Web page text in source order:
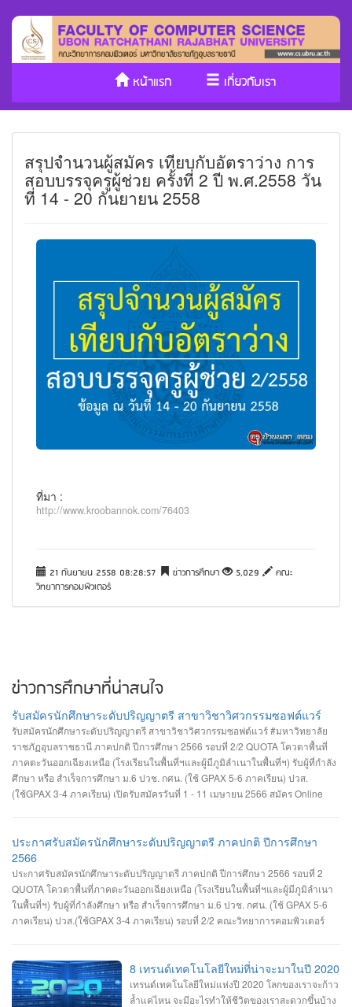
หน้าแรก
เกี่ยวกับเรา
ประกันคุณภาพ
วารสาร Cs
SDGs
สรุปจำนวนผู้สมัคร เทียบกับอัตราว่าง การ
สอบบรรจุครูผู้ช่วย ครั้งที่ 2 ปี พ.ศ.2558 วัน
ที่ 14 - 20 กันยายน 2558
ที่มา :
http://www.kroobannok.com/76403
21 กันยายน 2558 08:28:57 ข่าวการศึกษา 5,029
คณะ
วิทยาการคอมพิวเตอร์
ข่าวการศึกษาที่น่าสนใจ
รับสมัครนักศึกษาระดับปริญญาตรี สาขาวิชาวิศวกรรมซอฟต์แวร์
รับสมัครนักศึกษาระดับปริญญาตรี สาขาวิชาวิศวกรรมซอฟต์แวร์ #มหาวิทยาลัย
ราชภัฏอุบลราชธานี ภาคปกติ ปีการศึกษา 2566 รอบที่ 2/2 QUOTA โควตาพื้นที่
ภาคตะวันออกเฉียงเหนือ (โรงเรียนในพื้นที่ฯและผู้มีภูมิลำเนาในพื้นที่ฯ) รับผู้ที่กำลัง
ศึกษา หรือ สำเร็จการศึกษา ม.6 ปวช. กศน. (ใช้ GPAX 5-6 ภาคเรียน) ปวส.
(ใช้GPAX 3-4 ภาคเรียน) เปิดรับสมัครวันที่ 1 - 11 เมษายน 2566 สมัคร Online
ประกาศรับสมัครนักศึกษาระดับปริญญาตรี ภาคปกติ ปีการศึกษา
2566
ประกาศรับสมัครนักศึกษาระดับปริญญาตรี ภาคปกติ ปีการศึกษา 2566 รอบที่ 2
QUOTA โควตาพื้นที่ภาคตะวันออกเฉียงเหนือ (โรงเรียนในพื้นที่ฯและผู้มีภูมิลำเนา
ในพื้นที่ฯ) รับผู้ที่กำลังศึกษา หรือ สำเร็จการศึกษา ม.6 ปวช. กศน. (ใช้ GPAX 5-6
ภาคเรียน) ปวส.(ใช้GPAX 3-4 ภาคเรียน) รอบที่ 2/2 คณะวิทยาการคอมพิวเตอร์
เว็บไซต์ https://admission.ubru.ac.th/ รายละเอียด เกณฑ์ คุณสมบัติ การรับสมัคร
https://misdoc.ubru.ac.th/tcas.../anouncement2566_22_7.pdf ติดต่อสอบถาม
045-352-000 ต่อ 5601 หรือ 045-352-144, 045-352-147
8 เทรนด์เทคโนโลยีใหม่ที่น่าจะมาในปี 2020
เทรนด์เทคโนโลยีใหม่แห่งปี 2020 โลกของเราจะก้าว
ล้ำแค่ไหน จะมีอะไรทำให้ชีวิตของเราสะดวกขึ้นบ้าง